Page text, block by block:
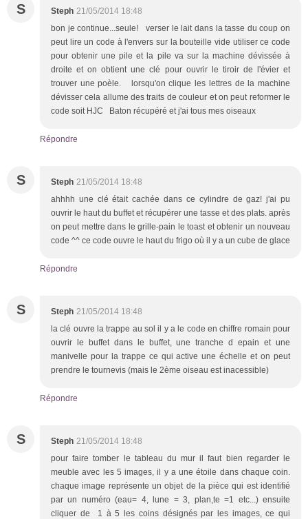
S Steph 21/05/2014 18:48
bon je continue...seule! verser le lait dans la tasse du coup on
peut lire un code à l'envers sur la bouteille vide utiliser ce code
pour obtenir une pile et la pile va sur la machine dévissée à
droite et on obtient une clé pour ouvrir le tiroir de l'évier et
trouver une poèle. lorsqu'on clique les lettres de la machine
dévisser cela allume des traits de couleur et on peut reformer le
code soit HJC Baton récupéré et j'ai tous mes oiseaux
Répondre
S Steph 21/05/2014 18:48
ahhhh une clé était cachée dans ce cylindre de gaz! j'ai pu
ouvrir le haut du buffet et récupérer une tasse et des plats. après
on peut mettre dans le grille-pain le toast et obtenir un nouveau
code ^^ ce code ouvre le haut du frigo où il y a un cube de glace
Répondre
S Steph 21/05/2014 18:48
la clé ouvre la trappe au sol il y a le code en chiffre romain pour
ouvrir le buffet dans le buffet, une tranche d epain et une
manivelle pour la trappe ce qui active une échelle et on peut
prendre le tournevis (mais le 2ème oiseau est inacessible)
Répondre
S Steph 21/05/2014 18:48
pour faire tomber le tableau du mur il faut bien regarder le
meuble avec les 5 images, il y a une étoile dans chaque coin.
chaque image représente un objet de la pièce qui est identifié
par un numéro (eau= 4, lune = 3, plan,te =1 etc...) ensuite
cliquer de 1 à 5 les coins désignés par les images, ce qui